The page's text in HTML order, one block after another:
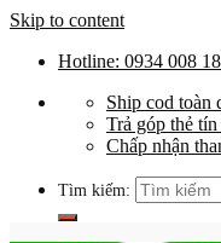
Skip to content
Hotline: 0934 008
Ship cod toàn
Trả góp thẻ
Chấp nhận
Tìm kiếm: